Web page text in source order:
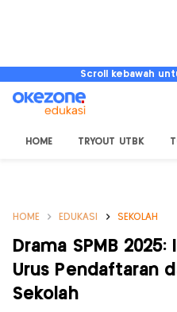
Scroll kebawah
HOME TRYOUT UTBK
HOME EDUKASI SEKOLAH
Drama SPMB
Urus Pendaftaran
Sekolah